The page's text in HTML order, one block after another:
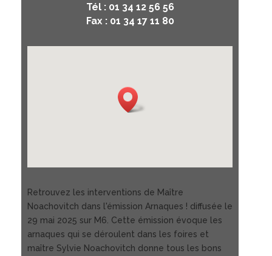
Tél : 01 34 12 56 56
Fax : 01 34 17 11 80
Retrouvez les interventions de Maître
Noachovitch dans l'émission Arnaques ! diffusée le
29 mai 2025 sur M6. Cette émission évoque les
arnaques qui se déroulent dans les foires et
maître Sylvie Noachovitch donne tous les bons